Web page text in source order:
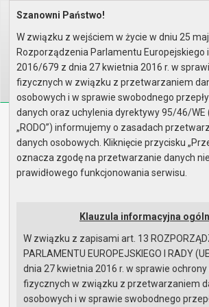
Home Prawo lokalne
A AA
Biuletyn Informacji
Urząd Miasta i
Redakcja Instrukcja korzystania
Strona główna
Szanowni Państwo!
W związku z wejściem w życie w dniu 25
Rozporządzenia Parlamentu Europejskiego i
2016/679 z dnia 27 kwietnia 2016 r. w
fizycznych w związku z przetwarzaniem
osobowych i w sprawie swobodnego
danych oraz uchylenia dyrektywy 95/46/WE
„RODO”) informujemy o zasadach
danych osobowych. Kliknięcie przycisku
oznacza zgodę na przetwarzanie danych
prawidłowego funkcjonowania serwisu.
Klauzula informacyjna
W związku z zapisami art. 13
PARLAMENTU EUROPEJSKIEGO I RADY
dnia 27 kwietnia 2016 r. w sprawie ochrony
fizycznych w związku z przetwarzaniem
osobowych i w sprawie swobodnego